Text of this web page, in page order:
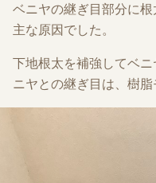
ベニヤの継ぎ目部分に
主な原因でした。
下地根太を補強してベ
ニヤとの継ぎ目は、樹脂